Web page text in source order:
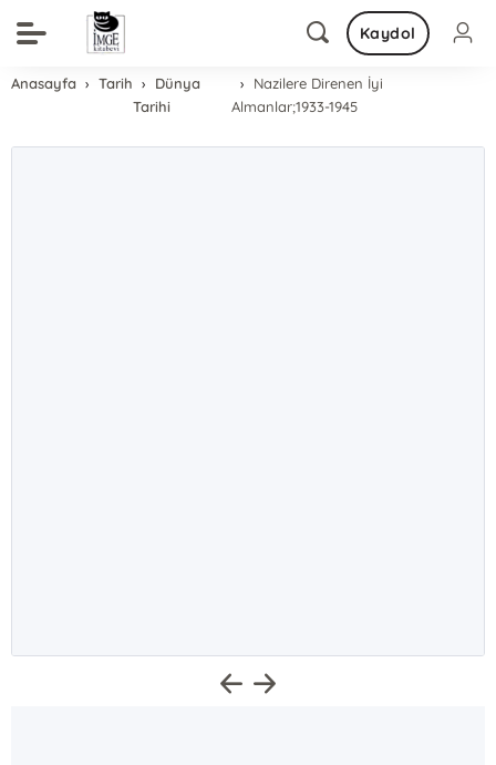
Kaydol
Anasayfa Tarih
Dünya
Tarihi
Nazilere Direnen İyi
Almanlar;1933-1945